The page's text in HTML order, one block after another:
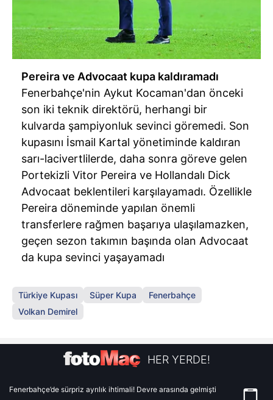
Pereira ve Advocaat kupa kaldıramadı
Fenerbahçe'nin Aykut Kocaman'dan önceki
son iki teknik direktörü, herhangi bir
kulvarda şampiyonluk sevinci göremedi. Son
kupasını İsmail Kartal yönetiminde kaldıran
sarı-lacivertlilerde, daha sonra göreve gelen
Portekizli Vitor Pereira ve Hollandalı Dick
Advocaat beklentileri karşılayamadı. Özellikle
Pereira döneminde yapılan önemli
transferlere rağmen başarıya ulaşılamazken,
geçen sezon takımın başında olan Advocaat
da kupa sevinci yaşayamadı
Türkiye Kupası Süper Kupa
Fenerbahçe
Volkan Demirel
HER YERDE!
Fenerbahçe’de sürpriz ayrılık ihtimali! Devre arasında gelmişti